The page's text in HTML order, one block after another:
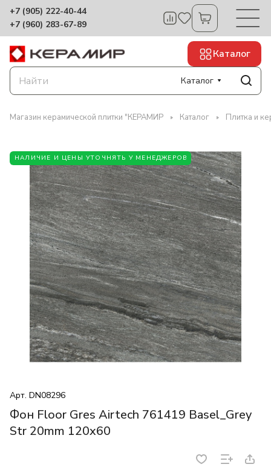
+7 (905) 222-40-44
+7 (960) 283-67-89
Каталог
Каталог
Магазин керамической плитки "КЕРАМИР Каталог Плитка и
НАЛИЧИЕ И ЦЕНЫ УТОЧНЯТЬ У МЕНЕДЖЕРОВ
Арт. DN08296
Фон Floor Gres Airtech 761419 Basel_Grey
Str 20mm 120x60